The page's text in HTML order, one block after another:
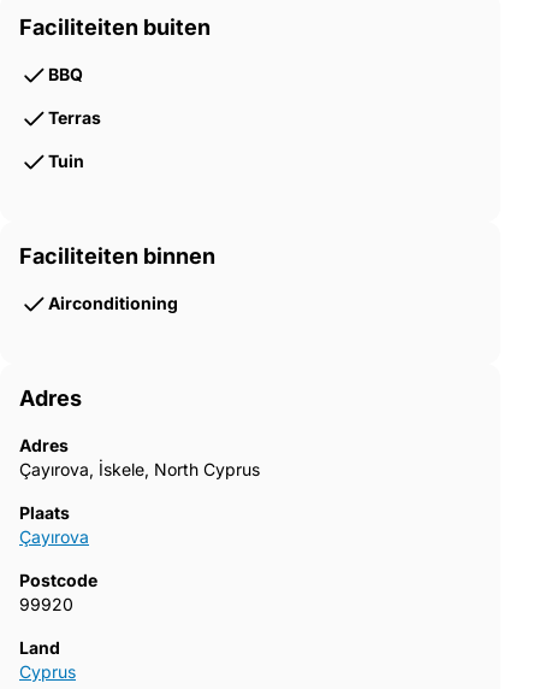
Faciliteiten buiten
BBQ
Terras
Tuin
Faciliteiten binnen
Airconditioning
Adres
Adres
Çayırova, İskele, North Cyprus
Plaats
Çayırova
Postcode
99920
Land
Cyprus